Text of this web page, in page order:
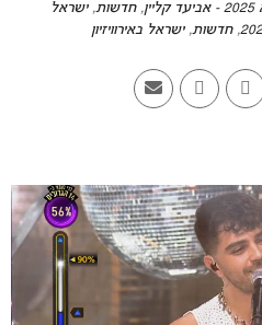
,חדשות,ישראל
,חדשות,ישראל באירוויזיון